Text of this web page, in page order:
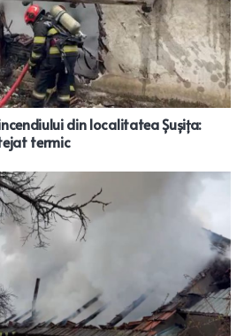
din localitatea Șușița:
termic